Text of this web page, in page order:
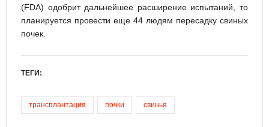
(FDA) одобрит дальнейшее расширение испытаний, то
планируется провести еще 44 людям пересадку свиных
почек.
ТЕГИ:
трансплантация почки свинья